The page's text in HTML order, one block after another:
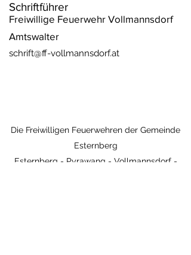
Schriftführer
Freiwillige Feuerwehr Vollmannsdorf
Amtswalter
schrift@ff-vollmannsdorf.at
Die Freiwilligen Feuerwehren der Gemeinde
Esternberg
Esternberg - Pyrawang - Vollmannsdorf -